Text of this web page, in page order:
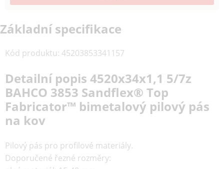
Základní specifikace
Kód produktu: 45203853341157
Detailní popis 4520x34x1,1 5/7z
BAHCO 3853 Sandflex® Top
Fabricator™ bimetalový pilový pás
na kov
Pilový pás pro profilové materiály.
Doporučené řezné rozměry: